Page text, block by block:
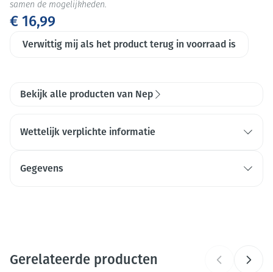
€ 16,99
Verwittig mij als het product terug in voorraad is
samen de mogelijkheden.
Bekijk alle producten van Nep
Wettelijk verplichte informatie
Gegevens
Merken Nep
Gerelateerde producten